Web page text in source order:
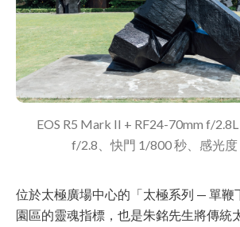
EOS R5 Mark II + RF24-70mm f/
f/2.8、快門 1/800 秒、感光度
位於太極廣場中心的「太極系列 — 單鞭
園區的靈魂指標，也是朱銘先生將傳統